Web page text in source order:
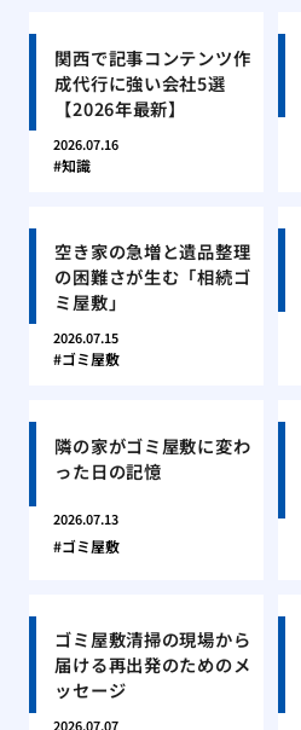
関西で記事コンテンツ作
成代行に強い会社5選
【2026年最新】
2026.07.16
知識
空き家の急増と遺品整理
の困難さが生む「相続ゴ
ミ屋敷」
2026.07.15
ゴミ屋敷
隣の家がゴミ屋敷に変わ
った日の記憶
2026.07.13
ゴミ屋敷
ゴミ屋敷清掃の現場から
届ける再出発のためのメ
ッセージ
2026.07.07